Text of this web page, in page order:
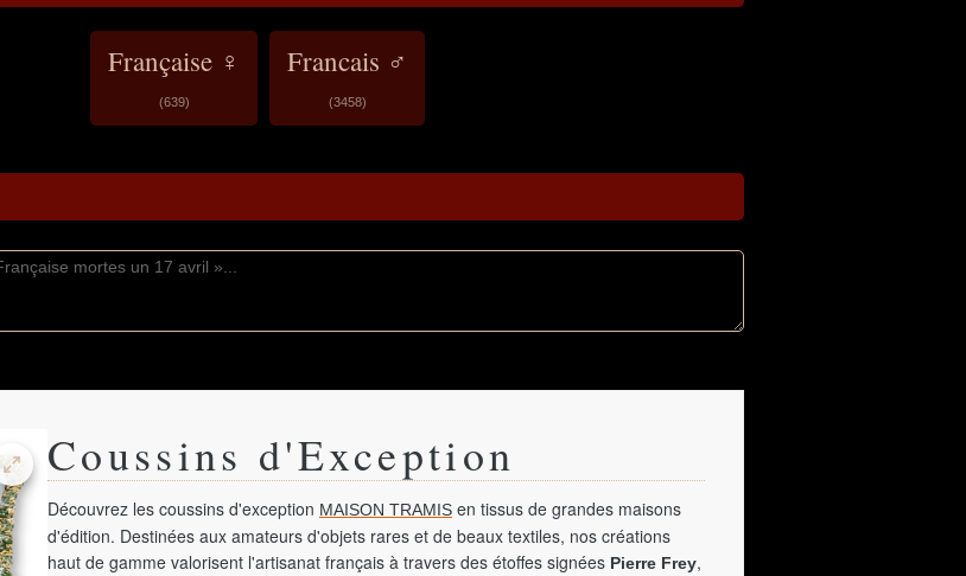
Française ♀
(639)
Francais ♂
(3458)
Coussins d'Exception
Découvrez les coussins d'exception MAISON TRAMIS en tissus de grandes maisons
d'édition. Destinées aux amateurs d'objets rares et de beaux textiles, nos créations
haut de gamme valorisent l'artisanat français à travers des étoffes signées Pierre Frey,